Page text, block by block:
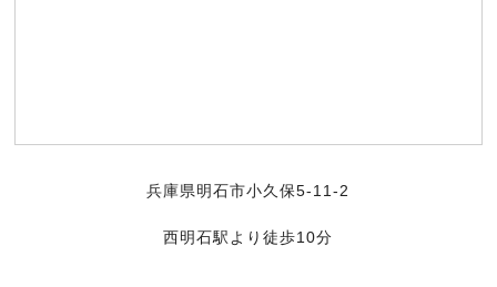
兵庫県明石市小久保5-11-2
西明石駅より徒歩10分